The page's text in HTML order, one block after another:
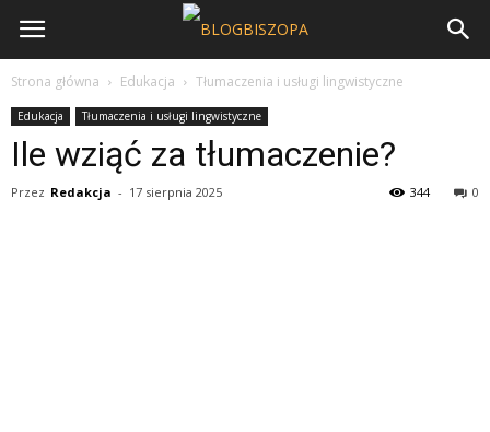
Strona główna Edukacja Tłumaczenia i usługi lingwistyczne
Edukacja Tłumaczenia i usługi lingwistyczne
Ile wziąć za tłumaczenie?
Przez Redakcja - 17 sierpnia 2025 0
344